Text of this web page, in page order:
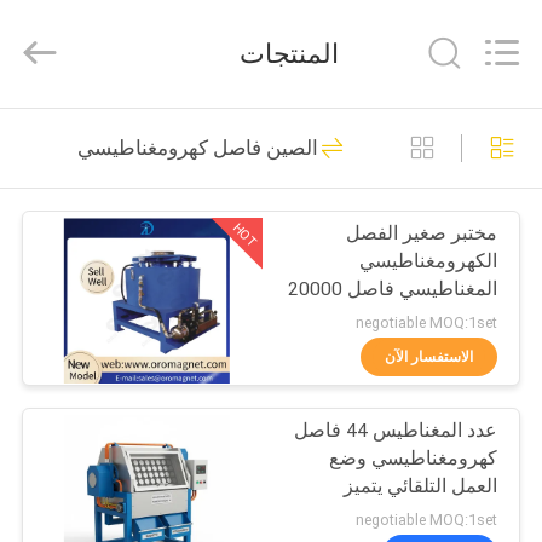
منزل،
بيت
منتجات
معلومات
جولة
المعمل
Ltd..
Reserved.
آلة فاصل المغناطيسي
158
معدات فصل
المغناطيسي
95
المنتجات
الصين فاصل كهرومغناطيسي
HOT
مختبر صغير الفصل
الكهرومغناطيسي
المغناطيسي فاصل 20000
غاوس
negotiable MOQ:1set
الاستفسار الآن
عدد المغناطيس 44 فاصل
كهرومغناطيسي وضع
العمل التلقائي يتميز
بطريقة العزل E لفصلnegotiable MOQ:1set